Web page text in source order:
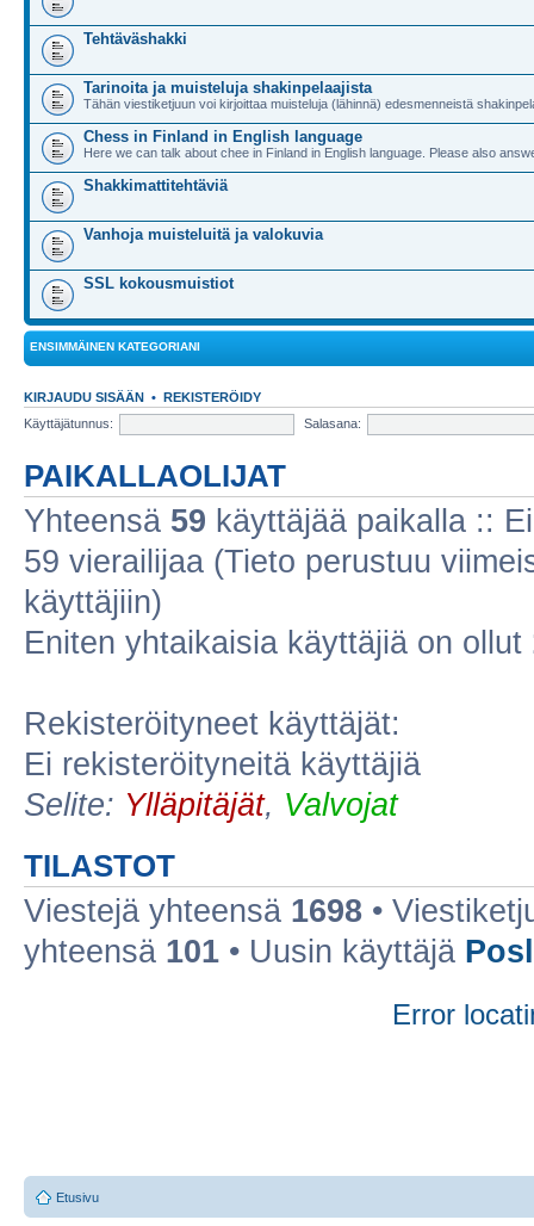
Tehtäväshakki
Tarinoita ja muisteluja shakinpelaajista
Tähän viestiketjuun voi kirjoittaa muisteluja (lähinnä) edesmenneistä
Chess in Finland in English language
Here we can talk about chee in Finland in English language. Please also
Shakkimattitehtäviä
Vanhoja muisteluitä ja valokuvia
SSL kokousmuistiot
ENSIMMÄINEN KATEGORIANI
KIRJAUDU SISÄÄN • REKISTERÖIDY
Käyttäjätunnus:
Salasana:
PAIKALLAOLIJAT
Yhteensä 59 käyttäjää paikalla ::
59 vierailijaa (Tieto perustuu
käyttäjiin)
Eniten yhtaikaisia käyttäjiä on ollut
Rekisteröityneet käyttäjät:
Ei rekisteröityneitä käyttäjiä
Selite: Ylläpitäjät, Valvojat
TILASTOT
Viestejä yhteensä 1698 •
yhteensä 101 • Uusin käyttäjä
Error
Etusivu